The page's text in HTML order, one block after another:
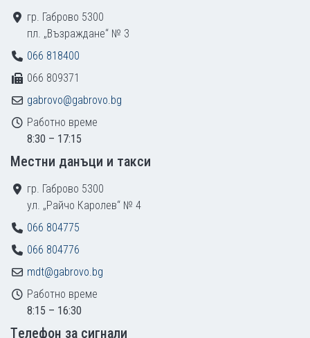
гр. Габрово 5300
пл. „Възраждане“ № 3
066 818400
066 809371
gabrovo@gabrovo.bg
Работно време
8:30 – 17:15
Местни данъци и такси
гр. Габрово 5300
ул. „Райчо Каролев“ № 4
066 804775
066 804776
mdt@gabrovo.bg
Работно време
8:15 – 16:30
Tелефон за сигнали